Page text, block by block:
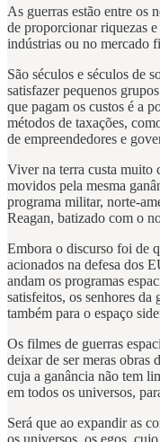
As guerras estão entre os
de proporcionar riquezas
indústrias ou no mercado
São séculos e séculos de
satisfazer pequenos
que pagam os custos é a
métodos de taxações,
de empreendedores e
Viver na terra custa muito
movidos pela mesma
programa militar, norte-
Reagan, batizado com o
Embora o discurso foi de
acionados na defesa dos
andam os programas
satisfeitos, os senhores da
também para o espaço
Os filmes de guerras
deixar de ser meras obras
cuja a ganância não tem
em todos os universos,
Será que ao expandir as